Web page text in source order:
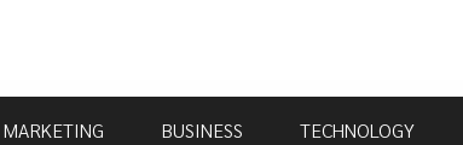
MARKETING BUSINESS TECHNOLOGY